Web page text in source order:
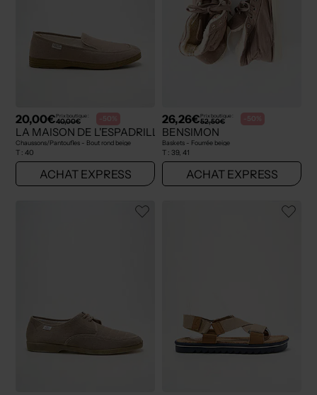
20,00€Prix boutique :
40,00€ -50%
LA MAISON DE L'ESPADRILLE
Chaussons/Pantoufles - Bout rond beige
T : 40
ACHAT EXPRESS
26,26€Prix boutique :
52,50€ -50%
BENSIMON
Baskets - Fourrée beige
T : 39, 41
ACHAT EXPRESS